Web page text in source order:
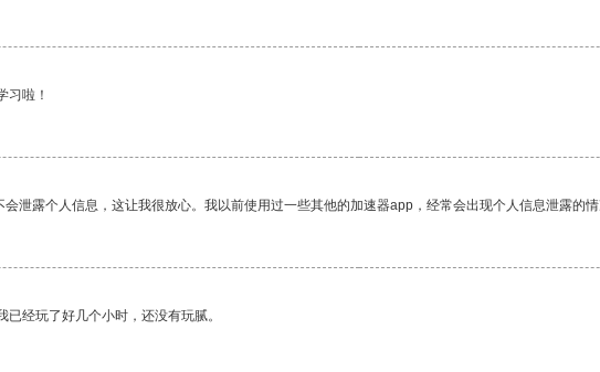
习啦！
泄露个人信息，这让我很放心。我以前使用过一些其他的加速器app，经常会出现个人信息泄露的情
经玩了好几个小时，还没有玩腻。